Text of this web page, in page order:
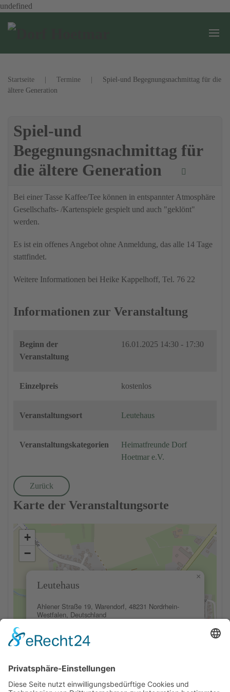
undefined
Startseite Termine
Spiel-und Begegnungsnachmittag für die
ältere Generation
Spiel-und
Begegnungsnachmittag für
die ältere Generation
Bei einer Tasse Kaffee/Tee können in entspannter Atmosphäre
Gesellschafts- /Kartenspiele gespielt und auch "geklönt"
werden.
Es ist ein offenes Angebot ohne Anmeldung, das alle 14 Tage
stattfindet.
Weitere Informationen bei Heike Kappelhoff, Tel. 76 22
Informationen zur Veranstaltung
Beginn der
Veranstaltung
16.01.2025 14:30 - 17:30
Einzelpreis kostenlos
Veranstaltungsort Leutehaus
Veranstaltungskategorien
Heimatfreunde Dorf
Hoetmar e.V.
Zurück
Karte der Veranstaltungsorte
Leutehaus
Ahlener Straße 19, Warendorf, 48231 Nordrhein-
Westfalen, Deutschland
×
+
−